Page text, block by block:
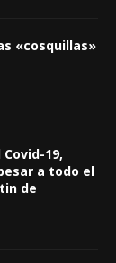
«cosquillas»
19,
a todo el
de